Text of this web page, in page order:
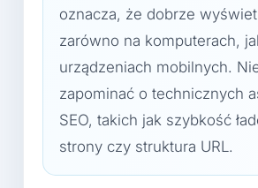
oznacza, że dobrze
zarówno na komputerach,
urządzeniach mobilnych.
zapominać o technicznych
SEO, takich jak szybkość
strony czy struktura URL.